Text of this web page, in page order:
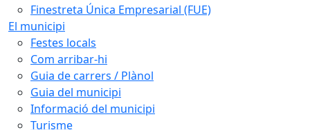
Finestreta Única Empresarial (FUE)
El municipi
Festes locals
Com arribar-hi
Guia de carrers / Plànol
Guia del municipi
Informació del municipi
Turisme